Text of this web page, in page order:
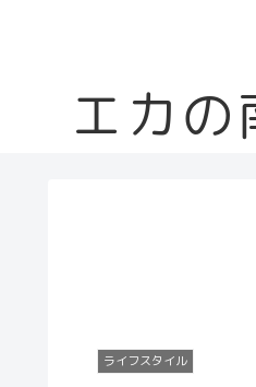
エカ
ライフスタイル